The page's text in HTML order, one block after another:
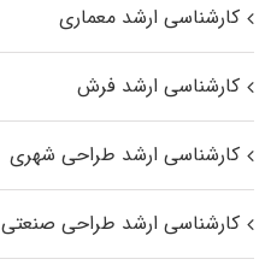
کارشناسی ارشد معماری
کارشناسی ارشد فرش
کارشناسی ارشد طراحی شهری
کارشناسی ارشد طراحی صنعتی